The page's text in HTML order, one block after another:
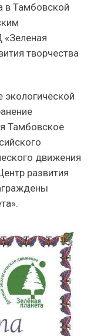
в Тамбовской
творчества
Тамбовское
движения
развития